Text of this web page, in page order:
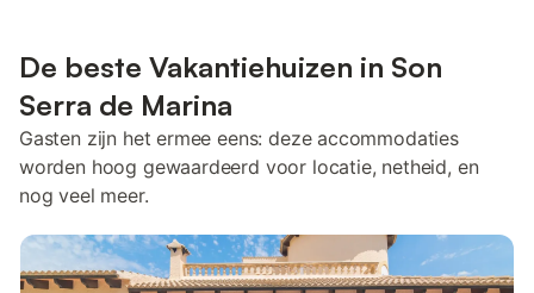
De beste Vakantiehuizen in Son
Serra de Marina
Gasten zijn het ermee eens: deze accommodaties
worden hoog gewaardeerd voor locatie, netheid, en
nog veel meer.